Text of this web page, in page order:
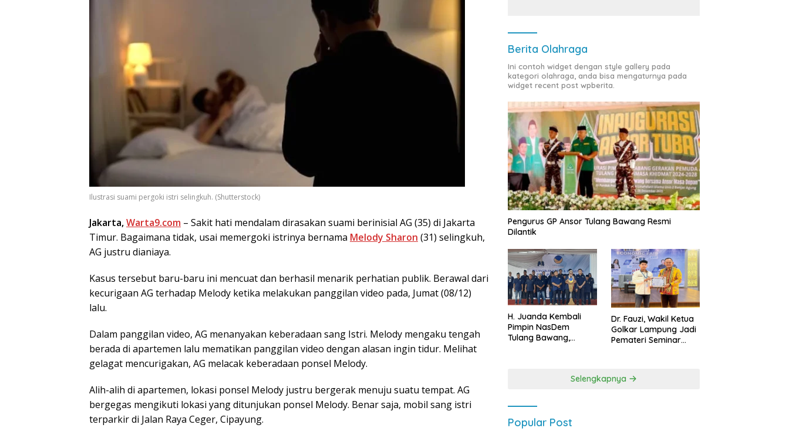
Ilustrasi suami pergoki istri selingkuh. (Shutterstock)
Jakarta,Warta9.com – Sakit hati mendalam dirasakan suami berinisial AG (35) di Jakarta
Timur. Bagaimana tidak, usai memergoki istrinya bernama Melody Sharon (31) selingkuh,
AG justru dianiaya.
Kasus tersebut baru-baru ini mencuat dan berhasil menarik perhatian publik. Berawal dari
kecurigaan AG terhadap Melody ketika melakukan panggilan video pada, Jumat (08/12)
lalu.
Dalam panggilan video, AG menanyakan keberadaan sang Istri. Melody mengaku tengah
berada di apartemen lalu mematikan panggilan video dengan alasan ingin tidur. Melihat
gelagat mencurigakan, AG melacak keberadaan ponsel Melody.
Alih-alih di apartemen, lokasi ponsel Melody justru bergerak menuju suatu tempat. AG
bergegas mengikuti lokasi yang ditunjukan ponsel Melody. Benar saja, mobil sang istri
terparkir di Jalan Raya Ceger, Cipayung.
Berita Olahraga
Ini contoh widget dengan style gallery pada
kategori olahraga, anda bisa mengaturnya pada
widget recent post wpberita.
Pengurus GP Ansor Tulang Bawang Resmi
Dilantik
H. Juanda Kembali
Pimpin NasDem
Tulang Bawang,
Dr. Fauzi, Wakil Ketua
Golkar Lampung Jadi
Pemateri Seminar
Kebangsaan
Selengkapnya
Popular Post